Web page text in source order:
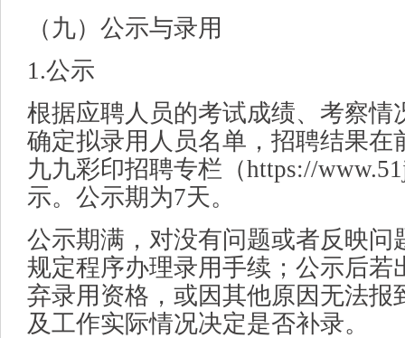
（九）公示与录用
1.公示
根据应聘人员的考试成绩、考察情
确定拟录用人员名单，招聘结果在
九九彩印招聘专栏（https://
示。公示期为7天。
公示期满，对没有问题或者反映问
规定程序办理录用手续；公示后若
弃录用资格，或因其他原因无法报
及工作实际情况决定是否补录。